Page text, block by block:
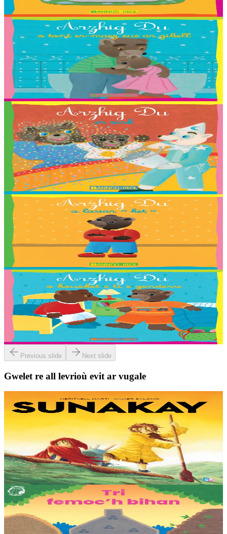
Er stok
2 vloaz hag ouzhpenn
Bannoù-heol
Arzhig Du o tont er-maez eus ar gibell
Troet gant : Killian, Louliya, Maelle, Malo G., Malo M., Romaric,
Shana, Stevan ha Nadège Monfort.
Er stok2,03 €
2 vloaz hag ouzhpenn
Bannoù-heol
Arzhig Du er sirk
Troet gant : Coline, Elouan, Elliot, Erynn, Ewen, Gaelig, Laurette,
Maiwenn, Marin, Mathis, Paul, Soig, Urbane, Youenn, Cécile
Guézennec ha Tieri Seznec.
Er stok2,03 €
2 vloaz hag ouzhpenn
Bannoù-heol
Arzhig Du a lavar “ket”
Troet gant : Malo, Sara, Loane, Thomas et Jakez-Erwan Mouton.
Er stok
2 vloaz hag ouzhpenn
Bannoù-heol
Arzhig Du o kousket e ti e genderv
Troet gant : Malo, Sara, Loane, Thomas et Jakez-Erwan Mouton.
Er stok
Previous slide Next slide
Gwelet re all levrioù evit ar vugale
TES
Sunakay
Deuet eo ar mor da vezañ ur pezh lennad loustoni hep netra vev
ennañ ken. Div c’hoar zo o chom war un enez plastik, o klask bevañ
evel ma c’hallont, e-touez al lastez....
Er stok25,00 €
3 bloaz hag ouzhpenn
TES
Tri femoc'h bihan